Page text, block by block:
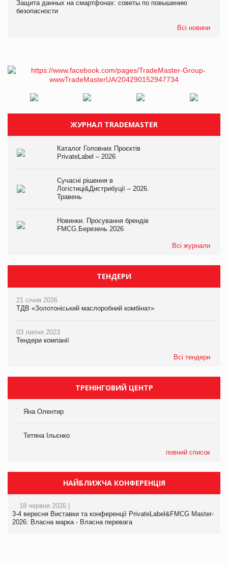
Защита данных на смартфонах: советы по повышению
безопасности
Всі новини
ЖУРНАЛ TRADEMASTER
Каталог Головних Проєктів
PrivateLabel – 2026
Сучасні рішення в
Логістиці&Дистрибуції – 2026.
Травень
Новинки. Просування брендів
FMCG.Березень 2026
Всі журнали
ТЕНДЕРИ
21 січня 2026
ТДВ «Золотоніський маслоробний комбінат»
03 липня 2023
Тендери компанії
Всі тендери
ТРЕНІНГОВИЙ ЦЕНТР
Яна Олентир
Тетяна Ільєнко
повний список
НАЙБЛИЖЧА КОНФЕРЕНЦІЯ
18 червня 2026 |
3-4 вересня Виставки та конференції PrivateLabel&FMCG Master-
2026: Власна марка - Власна перевага